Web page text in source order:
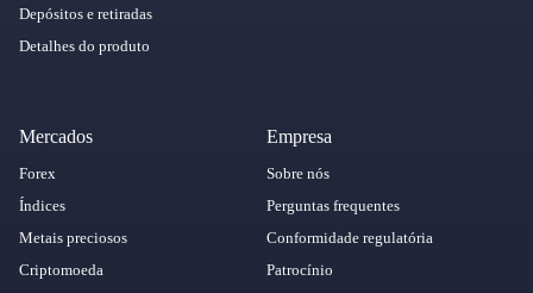
Depósitos e retiradas
Detalhes do produto
Mercados
Forex
Índices
Metais preciosos
Criptomoeda
Empresa
Sobre nós
Perguntas frequentes
Conformidade regulatória
Patrocínio